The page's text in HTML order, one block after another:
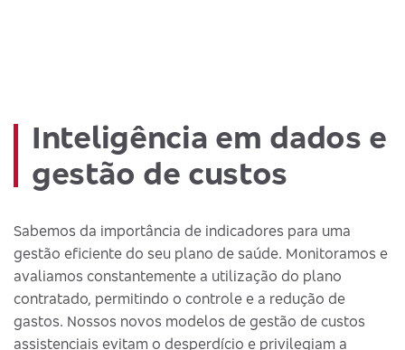
Inteligência em dados e
gestão de custos
Sabemos da importância de indicadores para uma
gestão eficiente do seu plano de saúde. Monitoramos e
avaliamos constantemente a utilização do plano
contratado, permitindo o controle e a redução de
gastos. Nossos novos modelos de gestão de custos
assistenciais evitam o desperdício e privilegiam a